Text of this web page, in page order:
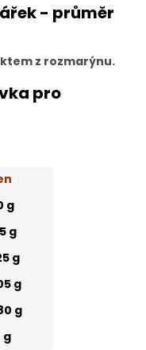
- průměr
z rozmarýnu.
pro
g
g
g
g
g
g